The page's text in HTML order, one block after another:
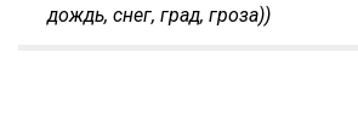
дождь, снег, град, гроза))